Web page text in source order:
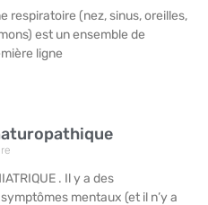
respiratoire (nez, sinus, oreilles,
est un ensemble de
ligne
. Il y a des
mentaux (et il n’y a